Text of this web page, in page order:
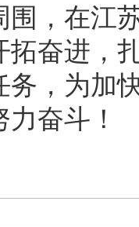
围，在江
拓奋进，
，为加
奋斗！